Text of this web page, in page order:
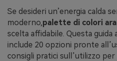
Se desideri un’energia calda
moderno,palette di colori
scelta affidabile. Questa guida
include 20 opzioni pronte
consigli pratici sull’utilizzo per